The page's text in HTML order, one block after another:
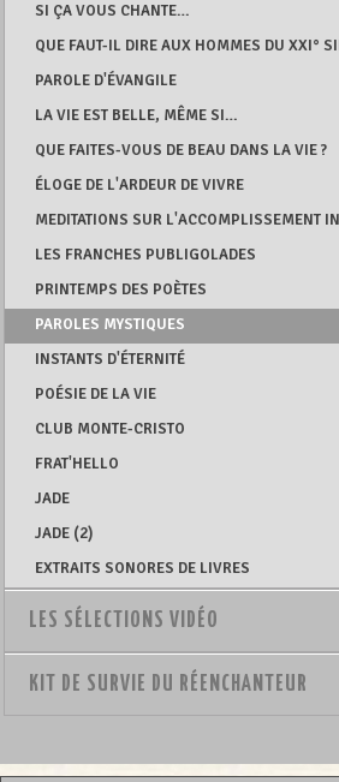
SI ÇA VOUS CHANTE…
QUE FAUT-IL DIRE AUX HOMMES DU XXI°
PAROLE D'ÉVANGILE
LA VIE EST BELLE, MÊME SI…
QUE FAITES-VOUS DE BEAU DANS LA VIE ?
ÉLOGE DE L'ARDEUR DE VIVRE
MEDITATIONS SUR L'ACCOMPLISSEMENT
LES FRANCHES PUBLIGOLADES
PRINTEMPS DES POÈTES
PAROLES MYSTIQUES
INSTANTS D'ÉTERNITÉ
POÉSIE DE LA VIE
CLUB MONTE-CRISTO
FRAT'HELLO
JADE
JADE (2)
EXTRAITS SONORES DE LIVRES
LES SÉLECTIONS VIDÉO
KIT DE SURVIE DU RÉENCHANTEUR